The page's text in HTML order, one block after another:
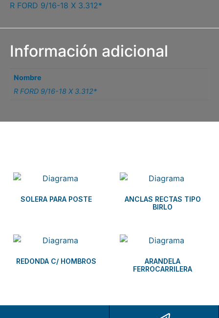
R FORD 9/16-18 X 3.312*
Información adicional
Nombre
R FORD 9/16-18 X 3.312*
SOLERA PARA POSTE
ANCLAS RECTAS TIPO
BIRLO
REDONDA C/ HOMBROS
ARANDELA
FERROCARRILERA